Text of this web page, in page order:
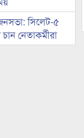
সিলেট-৫
নেতাকর্মীরা